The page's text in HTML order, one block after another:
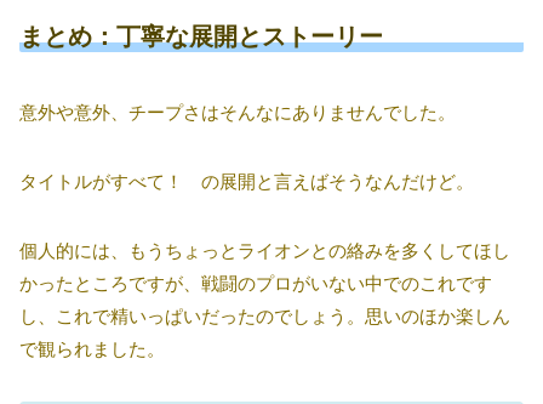
まとめ：丁寧な展開とストーリー
意外や意外、チープさはそんなにありませんでした。
タイトルがすべて！ の展開と言えばそうなんだけど。
個人的には、もうちょっとライオンとの絡みを多くしてほし
かったところですが、戦闘のプロがいない中でのこれです
し、これで精いっぱいだったのでしょう。思いのほか楽しん
で観られました。